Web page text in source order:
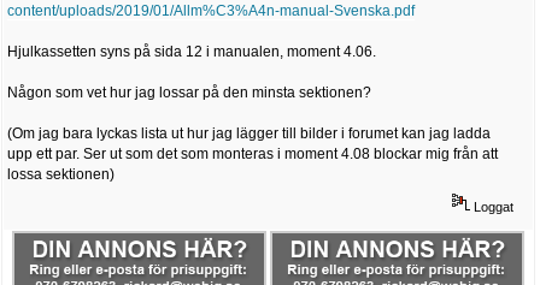
content/uploads/2019/01/Allm%C3%A4n-manual-Svenska.pdf
Hjulkassetten syns på sida 12 i manualen, moment 4.06.
Någon som vet hur jag lossar på den minsta sektionen?
(Om jag bara lyckas lista ut hur jag lägger till bilder i forumet kan jag ladda
upp ett par. Ser ut som det som monteras i moment 4.08 blockar mig från att
lossa sektionen)
Loggat